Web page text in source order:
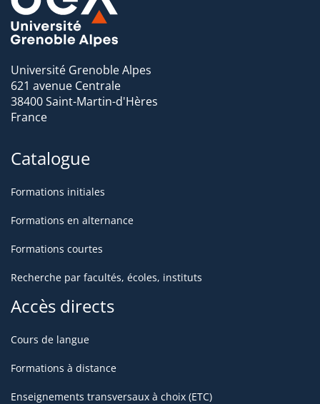
Acheteur
Animateur/formateur
Université Grenoble Alpes
621 avenue Centrale
38400 Saint-Martin-d'Hères
France
Catalogue
Formations initiales
Formations en alternance
Formations courtes
Recherche par facultés, écoles, instituts
Accès directs
Cours de langue
Formations à distance
Enseignements transversaux à choix (ETC)